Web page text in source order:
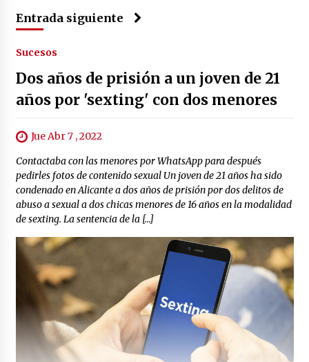
Entrada siguiente
Sucesos
Dos años de prisión a un joven de 21
años por 'sexting' con dos menores
Jue Abr 7 , 2022
Contactaba con las menores por WhatsApp para después
pedirles fotos de contenido sexual Un joven de 21 años ha sido
condenado en Alicante a dos años de prisión por dos delitos de
abuso a sexual a dos chicas menores de 16 años en la modalidad
de sexting. La sentencia de la […]